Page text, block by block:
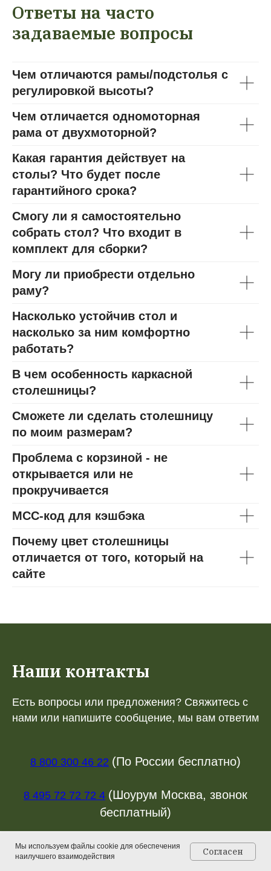
Главная Каталог
Ответы на часто
задаваемые вопросы
Чем отличаются рамы/подстолья с
регулировкой высоты?
Чем отличается одномоторная
рама от двухмоторной?
Какая гарантия действует на
столы? Что будет после
гарантийного срока?
Смогу ли я самостоятельно
собрать стол? Что входит в
комплект для сборки?
Могу ли приобрести отдельно
раму?
Насколько устойчив стол и
насколько за ним комфортно
работать?
В чем особенность каркасной
столешницы?
Сможете ли сделать столешницу
по моим размерам?
Проблема с корзиной - не
открывается или не
прокручивается
МСС-код для кэшбэка
Почему цвет столешницы
отличается от того, который на
сайте
Наши контакты
Есть вопросы или предложения? Свяжитесь с
нами или напишите сообщение, мы вам ответим
8 800 300 46 22 (По России бесплатно)
8 495 72 72 72 4 (Шоурум Москва, звонок
бесплатный)
8 812 33 05 09 9 (Шоурум СПб, звонок
бесплатный)
Мы используем файлы cookie для обеспечения
наилучшего взаимодействия
Согласен